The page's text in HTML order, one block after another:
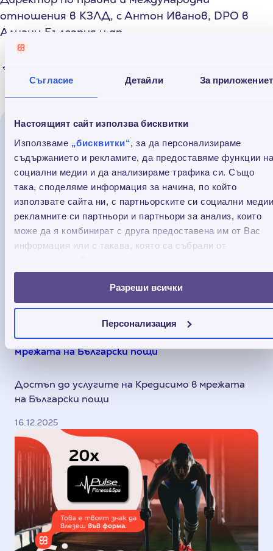
Съгласие Детайли За
Настоящият сайт използва бисквитки
Използваме „бисквитки“, за да персонализираме
съдържанието и рекламите, да предоставяме функции на
социални медии и да анализираме трафика си. Също
така, споделяме информация за начина, по който
използвате сайта ни, с партньорските си социални
рекламните си партньори и партньори за анализ, които
може да я комбинират с друга предоставена им от Вас
информация или с такава, която са събрали от
Разреши всички
Персонализация
отношения в КЗЛД, с Антон Иванов, DPO в
Алианц България и др.
Прочети още
Услугите на Credissimo вече са достъпни в
мрежата на Български пощи
Достъп до услугите на Кредисимо в мрежата
на Български пощи
16.12.2025